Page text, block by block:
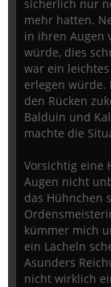
sicherlich nur
mehr hatten.
in ihren Augen
würde, dies
war ein
erlegen würde.
den Rücken
Balduin und
machte die
Vorsichtig eine
Augen nicht
das Hühnchen
kümmer mich
ein Lächeln
Asunders
nicht wirklich